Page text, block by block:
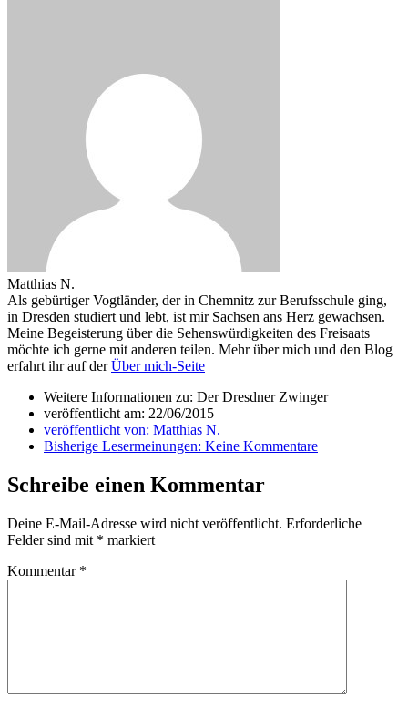
Matthias N.
Als gebürtiger Vogtländer, der in Chemnitz zur Berufsschule ging,
in Dresden studiert und lebt, ist mir Sachsen ans Herz gewachsen.
Meine Begeisterung über die Sehenswürdigkeiten des Freisaats
möchte ich gerne mit anderen teilen. Mehr über mich und den Blog
erfahrt ihr auf derÜber mich-Seite
Weitere Informationen zu: Der Dresdner Zwinger
veröffentlicht am: 22/06/2015
veröffentlicht von: Matthias N.
Bisherige Lesermeinungen: Keine Kommentare
Schreibe einen Kommentar
Deine E-Mail-Adresse wird nicht veröffentlicht. Erforderliche
Felder sind mit * markiert
Kommentar *